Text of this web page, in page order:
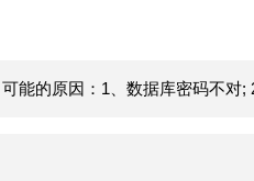
能的原因：1、数据库密码不对;